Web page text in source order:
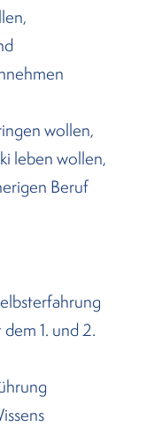
wollen,
leben wollen,
Beruf
1. und 2.